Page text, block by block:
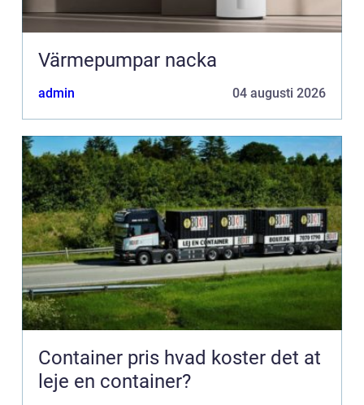
Värmepumpar nacka
admin 04 augusti 2026
Container pris hvad koster det at
leje en container?